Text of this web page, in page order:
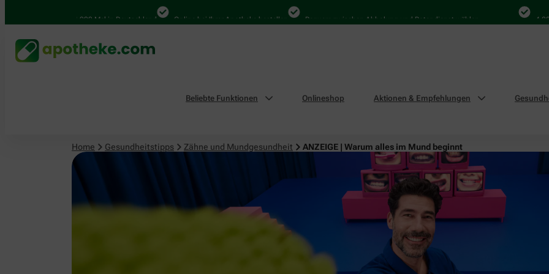
4.000 Mal in Deutschland Online bei Ihrer Apotheke bestellen Bequem zwischen Abholung und Botendienst wählen 4.000
Beliebte Funktionen Onlineshop Aktionen & Empfehlungen
Home Gesundheitstipps Zähne und Mundgesundheit ANZEIGE | Warum alles im Mund beginnt